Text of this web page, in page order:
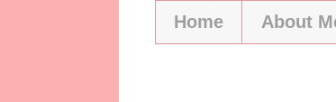
Home About